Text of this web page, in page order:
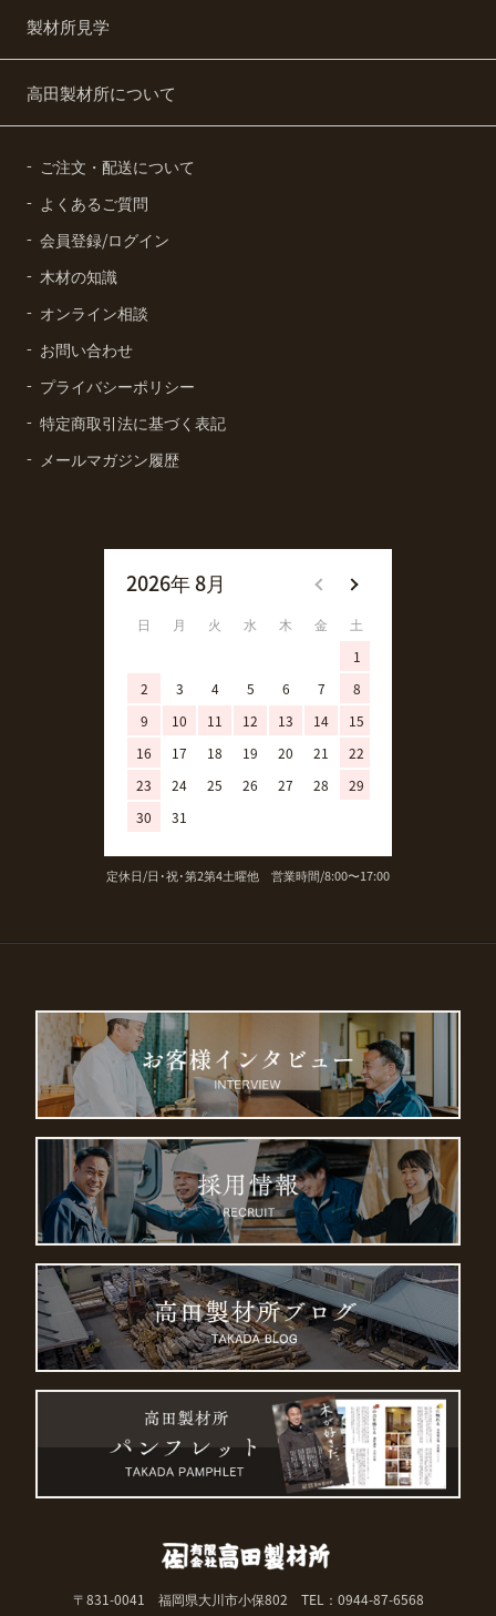
製材所見学
高田製材所について
ご注文・配送について
よくあるご質問
会員登録/ログイン
木材の知識
オンライン相談
お問い合わせ
プライバシーポリシー
特定商取引法に基づく表記
メールマガジン履歴
2026年 8月
日 月 火 水 木 金
土
1
2
3 4 5 6 7
8
9
10 11 12 13 14
15
16
17 18 19 20 21
22
23
24 25 26 27 28
29
30
31
定休日/日･祝･第2第4土曜他 営業時間/8:00〜17:00
〒831-0041 福岡県大川市小保802 TEL：0944-87-6568